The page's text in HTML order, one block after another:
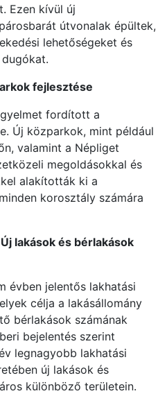
Ezen kívül új
útvonalak épültek,
lehetőségeket és
fejlesztése
fordított a
Új közparkok, mint például
valamint a Népliget
megoldásokkal és
alakították ki a
korosztály számára
lakások és bérlakások
évben jelentős lakhatási
célja a lakásállomány
bérlakások számának
bejelentés szerint
legnagyobb lakhatási
új lakások és
különböző területein.